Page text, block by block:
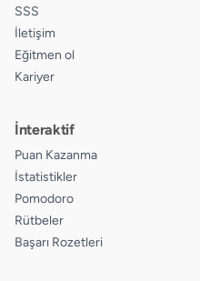
SSS
İletişim
Eğitmen ol
Kariyer
İnteraktif
Puan Kazanma
İstatistikler
Pomodoro
Rütbeler
Başarı Rozetleri